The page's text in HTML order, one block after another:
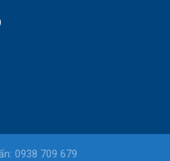
0938 709 679